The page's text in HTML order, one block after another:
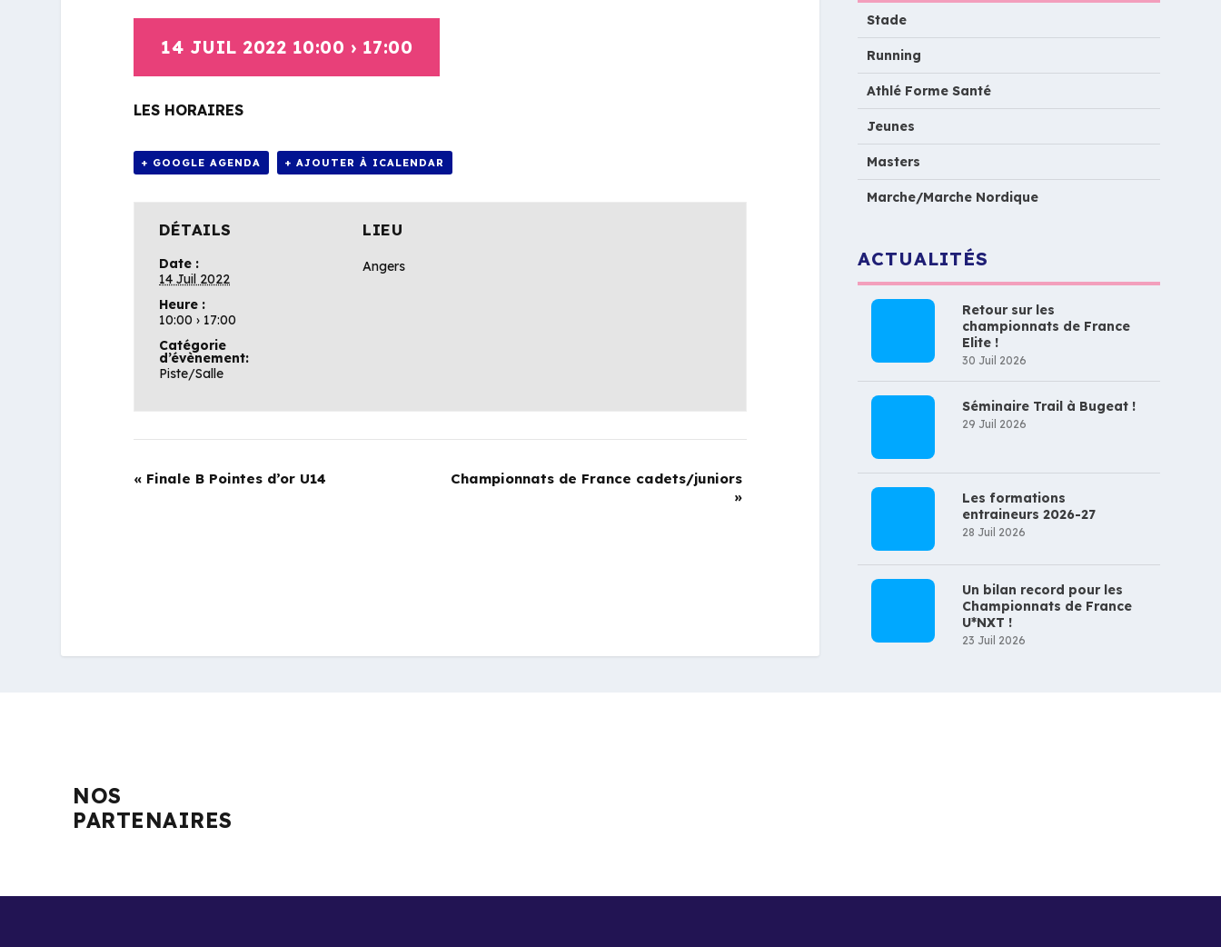
14 JUIL 2022 10:00 › 17:00
LES HORAIRES
+ GOOGLE AGENDA + AJOUTER À ICALENDAR
DÉTAILS
Date :
14 Juil 2022
Heure :
10:00 › 17:00
Catégorie
d’évènement:
Piste/Salle
LIEU
Angers
« Finale B Pointes d’or U14
Championnats de France cadets/juniors
»
Stade
Running
Athlé Forme Santé
Jeunes
Masters
Marche/Marche Nordique
ACTUALITÉS
Retour sur les
championnats de France
Elite !
30 Juil 2026
Séminaire Trail à Bugeat !
29 Juil 2026
Les formations
entraineurs 2026-27
28 Juil 2026
Un bilan record pour les
Championnats de France
U*NXT !
23 Juil 2026
NOS
PARTENAIRES